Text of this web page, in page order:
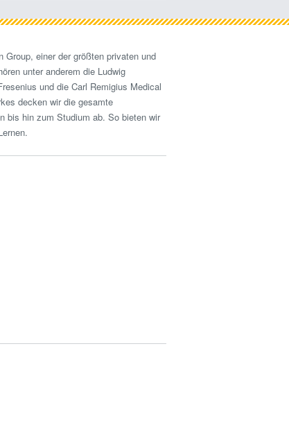
Group, einer der größten privaten und
unter anderem die Ludwig
und die Carl Remigius Medical
decken wir die gesamte
bis hin zum Studium ab. So bieten wir